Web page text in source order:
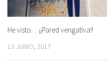
He visto… ¡¡Pared vengativa!!
13 JUNIO, 2017